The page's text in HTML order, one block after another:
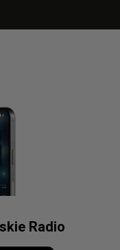
Radio